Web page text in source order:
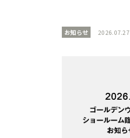
お知らせ 2026.07.27